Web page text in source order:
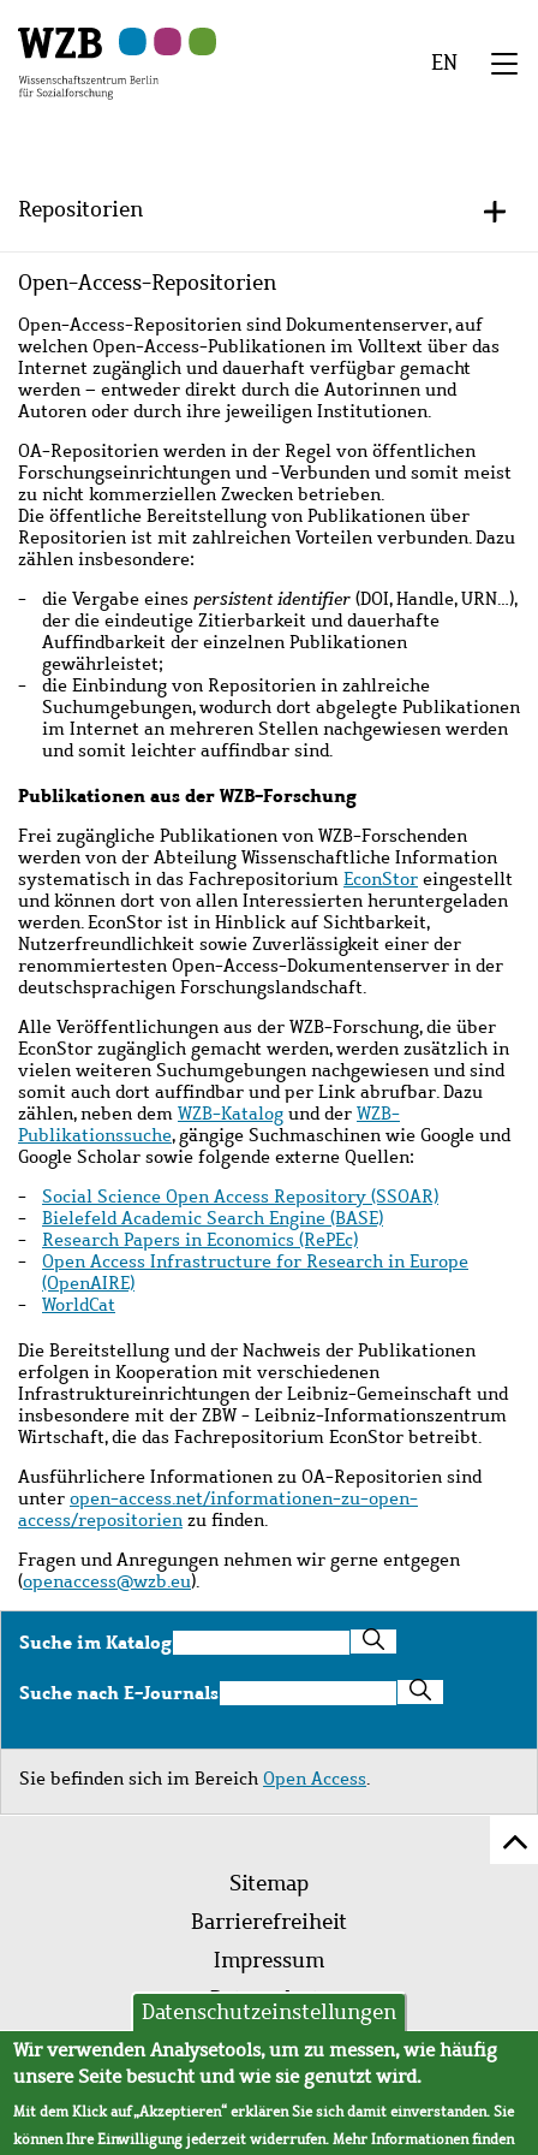
Hauptinhalt
springen
Navigation
springen
Suche
springen
Sekundärnavigation
springen
Fußzeile
springen
EN
Repositorien +/-
Open-Access-Repositorien
Open-Access-Repositorien sind Dokumentenserver, auf
welchen Open-Access-Publikationen im Volltext über das
Internet zugänglich und dauerhaft verfügbar gemacht
werden – entweder direkt durch die Autorinnen und
Autoren oder durch ihre jeweiligen Institutionen.
OA-Repositorien werden in der Regel von öffentlichen
Forschungseinrichtungen und -Verbunden und somit meist
zu nicht kommerziellen Zwecken betrieben.
Die öffentliche Bereitstellung von Publikationen über
Repositorien ist mit zahlreichen Vorteilen verbunden. Dazu
zählen insbesondere:
die Vergabe eines persistent identifier (DOI, Handle, URN…),
der die eindeutige Zitierbarkeit und dauerhafte
Auffindbarkeit der einzelnen Publikationen
gewährleistet;
die Einbindung von Repositorien in zahlreiche
Suchumgebungen, wodurch dort abgelegte Publikationen
im Internet an mehreren Stellen nachgewiesen werden
und somit leichter auffindbar sind.
Publikationen aus der WZB-Forschung
Frei zugängliche Publikationen von WZB-Forschenden
werden von der Abteilung Wissenschaftliche Information
systematisch in das Fachrepositorium EconStor eingestellt
und können dort von allen Interessierten heruntergeladen
werden. EconStor ist in Hinblick auf Sichtbarkeit,
Nutzerfreundlichkeit sowie Zuverlässigkeit einer der
renommiertesten Open-Access-Dokumentenserver in der
deutschsprachigen Forschungslandschaft.
Alle Veröffentlichungen aus der WZB-Forschung, die über
EconStor zugänglich gemacht werden, werden zusätzlich in
vielen weiteren Suchumgebungen nachgewiesen und sind
somit auch dort auffindbar und per Link abrufbar. Dazu
zählen, neben dem WZB-Katalog und der WZB-
Publikationssuche, gängige Suchmaschinen wie Google und
Google Scholar sowie folgende externe Quellen:
Social Science Open Access Repository (SSOAR)
Bielefeld Academic Search Engine (BASE)
Research Papers in Economics (RePEc)
Open Access Infrastructure for Research in Europe
(OpenAIRE)
WorldCat
Die Bereitstellung und der Nachweis der Publikationen
erfolgen in Kooperation mit verschiedenen
Infrastruktureinrichtungen der Leibniz-Gemeinschaft und
insbesondere mit der ZBW - Leibniz-Informationszentrum
Wirtschaft, die das Fachrepositorium EconStor betreibt.
Ausführlichere Informationen zu OA-Repositorien sind
unter open-access.net/informationen-zu-open-
access/repositorien zu finden.
Fragen und Anregungen nehmen wir gerne entgegen
(openaccess@wzb.eu).
Suche im KatalogSuche
im
Katalog
Suche nach E-JournalsSuche
nach
Journals
Sie befinden sich im Bereich Open Access.
Fußleistenmenü
Sitemap
Barrierefreiheit
Impressum
Datenschutz
AVB
Datenschutzeinstellungen
Wir verwenden Analysetools, um zu messen, wie häufig
unsere Seite besucht und wie sie genutzt wird.
Mit dem Klick auf „Akzeptieren“ erklären Sie sich damit einverstanden. Sie
können Ihre Einwilligung jederzeit widerrufen. Mehr Informationen finden